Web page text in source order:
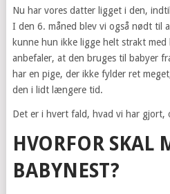
Nu har vores datter ligget i den,
I den 6. måned blev vi også nødt til
kunne hun ikke ligge helt strakt
anbefaler, at den bruges til babyer
har en pige, der ikke fylder ret
den i lidt længere tid.
Det er i hvert fald, hvad vi har
HVORFOR SKAL
BABYNEST?